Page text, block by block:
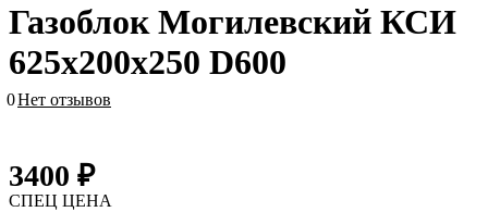
Газоблок Могилевский КСИ
625х200х250 D600
0Нет отзывов
3400 ₽
СПЕЦ ЦЕНА